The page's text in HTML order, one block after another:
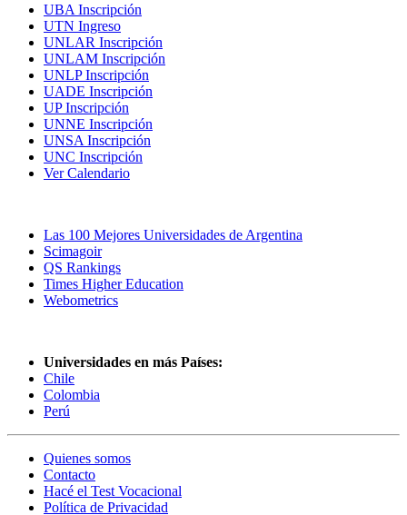
UBA Inscripción
UTN Ingreso
UNLAR Inscripción
UNLAM Inscripción
UNLP Inscripción
UADE Inscripción
UP Inscripción
UNNE Inscripción
UNSA Inscripción
UNC Inscripción
Ver Calendario
Las 100 Mejores Universidades de Argentina
Scimagoir
QS Rankings
Times Higher Education
Webometrics
Universidades en más Países:
Chile
Colombia
Perú
Quienes somos
Contacto
Hacé el Test Vocacional
Política de Privacidad